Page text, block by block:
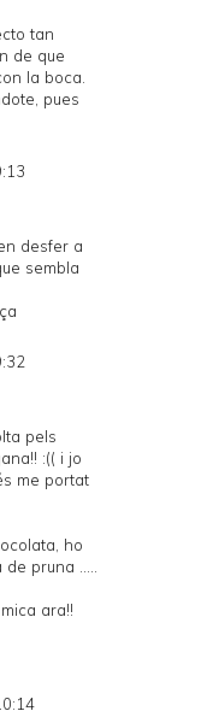
tan
de que
la boca.
pues
desfer a
sembla
pels
:(( i jo
me portat
ho
pruna .....
ara!!